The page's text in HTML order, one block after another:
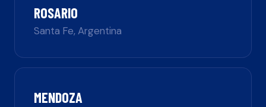
ROSARIO
Santa Fe,Argentina
MENDOZA